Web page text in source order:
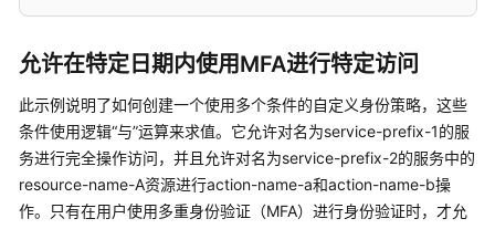
服
授
权
参
考
允许在特定日期内使用MFA进行特定访问
此示例说明了如何创建一个使用多个条件的自定义身份策略，这些
条件使用逻辑“与”运算来求值。它允许对名为service-prefix-1的服
务进行完全操作访问，并且允许对名为service-prefix-2的服务中的
resource-name-A资源进行action-name-a和action-name-b操
作。只有在用户使用多重身份验证（MFA）进行身份验证时，才允